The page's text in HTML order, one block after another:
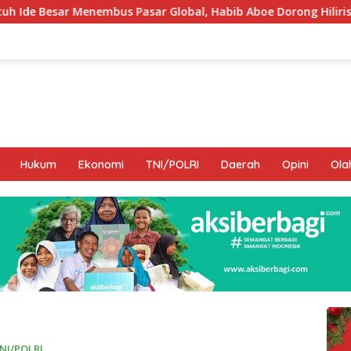
Pasar Global, Habib Aboe Dorong Hilirisasi Potensi Daerah
Hukum Ekonomi TNI/POLRI Daerah Opini